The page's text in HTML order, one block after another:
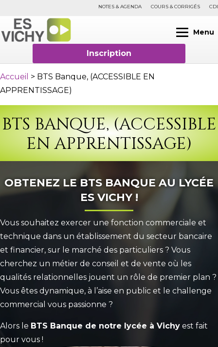
NOTES & AGENDA COURS & CORRIGÉS CDI
Menu
Inscription
Accueil > BTS Banque, (ACCESSIBLE EN
APPRENTISSAGE)
BTS BANQUE, (ACCESSIBLE
EN APPRENTISSAGE)
OBTENEZ LE BTS BANQUE AU LYCÉE
ES VICHY !
Vous souhaitez exercer une fonction commerciale et
technique dans un établissement du secteur bancaire
et financier, sur le marché des particuliers ? Vous
cherchez un métier de conseil et de vente où les
qualités relationnelles jouent un rôle de premier plan ?
Vous êtes dynamique, à l’aise en public et le challenge
commercial vous passionne ?
Alors le BTS Banque de notre lycée à Vichy est fait
pour vous !